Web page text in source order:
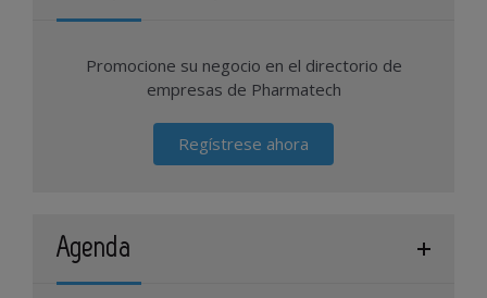
Promocione su negocio en el directorio de
empresas de Pharmatech
Regístrese ahora
Agenda